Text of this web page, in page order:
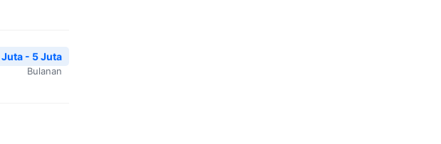
Juta - 5 Juta
Bulanan